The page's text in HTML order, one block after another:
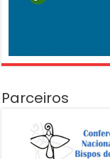
Parceiros